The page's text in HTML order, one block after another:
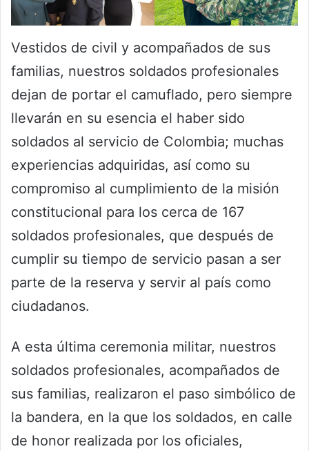
Vestidos de civil y acompañados de sus
familias, nuestros soldados profesionales
dejan de portar el camuflado, pero siempre
llevarán en su esencia el haber sido
soldados al servicio de Colombia; muchas
experiencias adquiridas, así como su
compromiso al cumplimiento de la misión
constitucional para los cerca de 167
soldados profesionales, que después de
cumplir su tiempo de servicio pasan a ser
parte de la reserva y servir al país como
ciudadanos.
A esta última ceremonia militar, nuestros
soldados profesionales, acompañados de
sus familias, realizaron el paso simbólico de
la bandera, en la que los soldados, en calle
de honor realizada por los oficiales,